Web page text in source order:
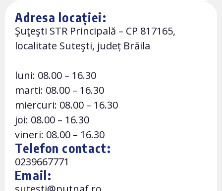
Adresa locației:
Şuţeşti STR Principală – CP 817165,
localitate Suteşti, județ Brăila
luni: 08.00 – 16.30
marti: 08.00 – 16.30
miercuri: 08.00 – 16.30
joi: 08.00 – 16.30
vineri: 08.00 – 16.30
Telefon contact:
0239667771
Email: